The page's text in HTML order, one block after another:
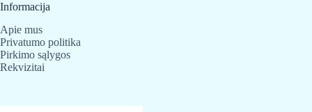
Informacija
Apie mus
Privatumo politika
Pirkimo sąlygos
Rekvizitai